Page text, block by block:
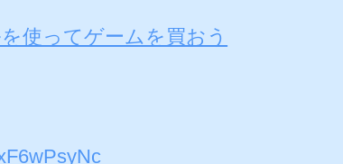
使ってゲームを買おう